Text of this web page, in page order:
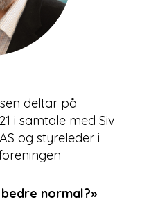
deltar på
i samtale med Siv
og styreleder i
normal?»